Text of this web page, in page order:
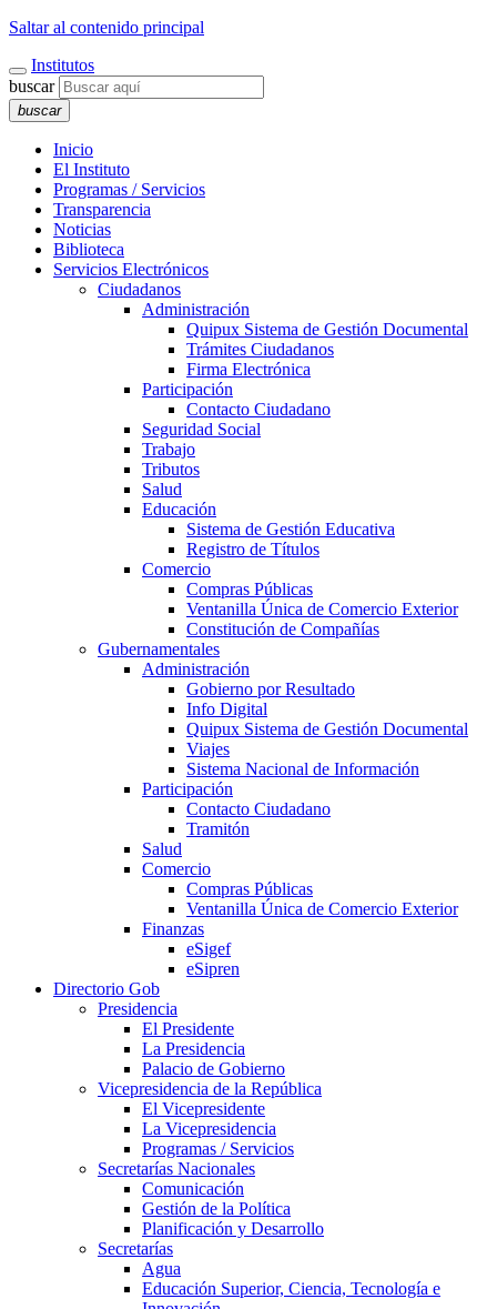
Saltar al contenido principal
Institutos
buscar
buscar
Inicio
El Instituto
Programas / Servicios
Transparencia
Noticias
Biblioteca
Servicios Electrónicos
Ciudadanos
Administración
Quipux Sistema de Gestión Documental
Trámites Ciudadanos
Firma Electrónica
Participación
Contacto Ciudadano
Seguridad Social
Trabajo
Tributos
Salud
Educación
Sistema de Gestión Educativa
Registro de Títulos
Comercio
Compras Públicas
Ventanilla Única de Comercio Exterior
Constitución de Compañías
Gubernamentales
Administración
Gobierno por Resultado
Info Digital
Quipux Sistema de Gestión Documental
Viajes
Sistema Nacional de Información
Participación
Contacto Ciudadano
Tramitón
Salud
Comercio
Compras Públicas
Ventanilla Única de Comercio Exterior
Finanzas
eSigef
eSipren
Directorio Gob
Presidencia
El Presidente
La Presidencia
Palacio de Gobierno
Vicepresidencia de la República
El Vicepresidente
La Vicepresidencia
Programas / Servicios
Secretarías Nacionales
Comunicación
Gestión de la Política
Planificación y Desarrollo
Secretarías
Agua
Educación Superior, Ciencia, Tecnología e